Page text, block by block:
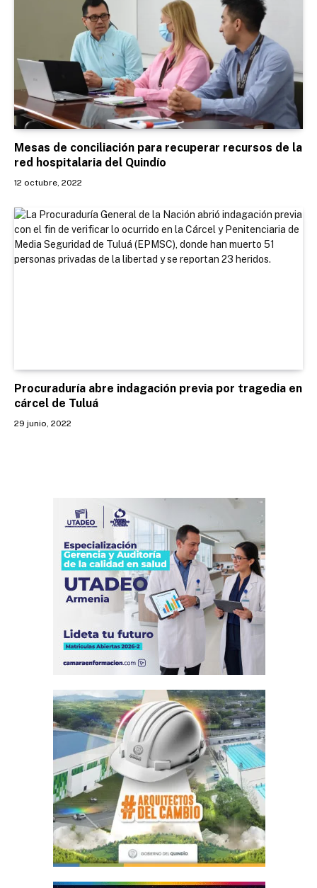
Mesas de conciliación para recuperar recursos de la
red hospitalaria del Quindío
12 octubre, 2022
Procuraduría abre indagación previa por tragedia en
cárcel de Tuluá
29 junio, 2022